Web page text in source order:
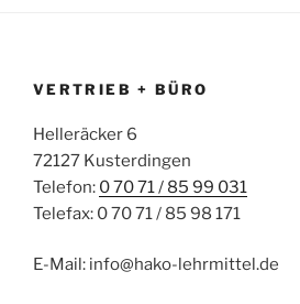
VERTRIEB + BÜRO
Helleräcker 6
72127 Kusterdingen
Telefon: 0 70 71 / 85 99 031
Telefax: 0 70 71 / 85 98 171
E-Mail: info@hako-lehrmittel.de